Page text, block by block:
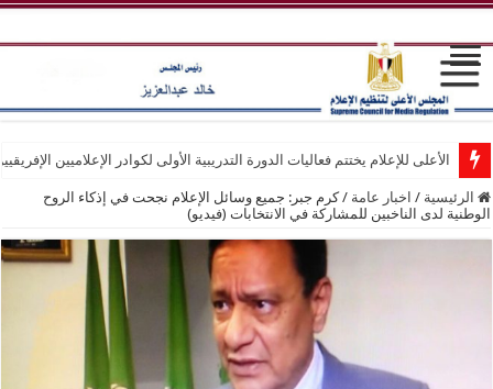
الأعلى للإعلام يختتم فعاليات الدورة التدريبية الأولى لكوادر الإعلاميين
الرئيسية / اخبار عامة / كرم جبر: جميع وسائل الإعلام نجحت في إذكاء الروح
الوطنية لدى الناخبين للمشاركة في الانتخابات (فيديو)